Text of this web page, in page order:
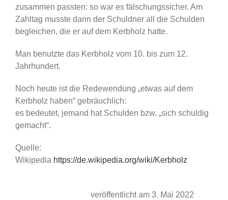
zusammen passten: so war es fälschungssicher. Am
Zahltag musste dann der Schuldner all die Schulden
begleichen, die er auf dem Kerbholz hatte.
Man benutzte das Kerbholz vom 10. bis zum 12.
Jahrhundert.
Noch heute ist die Redewendung „etwas auf dem
Kerbholz haben“ gebräuchlich:
es bedeutet, jemand hat Schulden bzw. „sich schuldig
gemacht“.
Quelle:
Wikipedia https://de.wikipedia.org/wiki/Kerbholz
veröffentlicht am 3. Mai 2022